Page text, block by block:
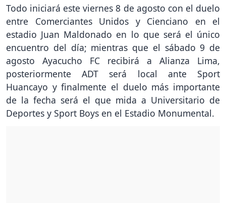
Todo iniciará este viernes 8 de agosto con el duelo
entre Comerciantes Unidos y Cienciano en el
estadio Juan Maldonado en lo que será el único
encuentro del día; mientras que el sábado 9 de
agosto Ayacucho FC recibirá a Alianza Lima,
posteriormente ADT será local ante Sport
Huancayo y finalmente el duelo más importante
de la fecha será el que mida a Universitario de
Deportes y Sport Boys en el Estadio Monumental.